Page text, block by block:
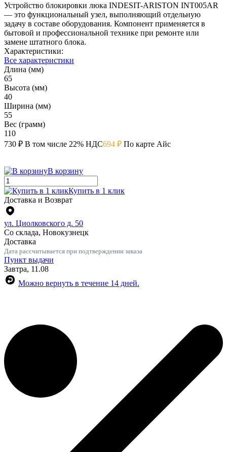
Устройство блокировки люка INDESIT-ARISTON INT005AR
— это функциональный узел, выполняющий отдельную
задачу в составе оборудования. Компонент применяется в
бытовой и профессиональной технике при ремонте или
замене штатного блока.
Характеристики:
Все характеристики
Длина (мм)
65
Высота (мм)
40
Ширина (мм)
55
Вес (грамм)
110
730 ₽ В том числе 22% НДС694 ₽ По карте Айс
В корзину
Купить в 1 клик
Доставка и Возврат
ул. Циолковского д. 50
Со склада, Новокузнецк
Доставка
Дата рассчитывается при подтверждении заказа
Пункт выдачи
Завтра, 11.08
Можно вернуть в течение 14 дней.